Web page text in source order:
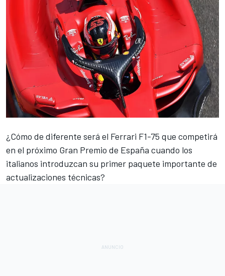
¿Cómo de diferente será el Ferrari F1-75 que competirá
en el próximo Gran Premio de España cuando los
italianos introduzcan su primer paquete importante de
actualizaciones técnicas?